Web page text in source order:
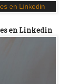
en Linkedin